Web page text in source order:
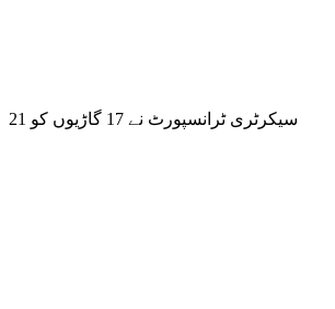
سیکرٹری ٹرانسپورٹ نے 17 گاڑیوں کو 21 ہزار روپے جرمانہ کیا